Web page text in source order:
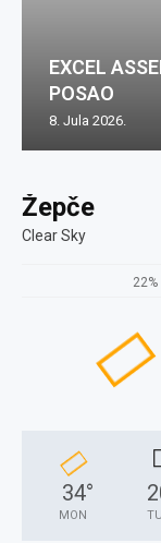
Žepče
Clear Sky
22%
34°
MON
EXCEL
POSAO
8. Jula 2026.